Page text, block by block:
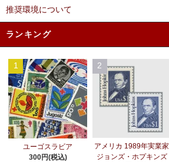
推奨環境について
ランキング
1
ユーゴスラビア
300円(税込)
2
アメリカ 1989年実業家
ジョンズ・ホプキンズ